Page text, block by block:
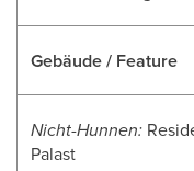
Gebäude / Feature
Nicht-Hunnen:
Palast